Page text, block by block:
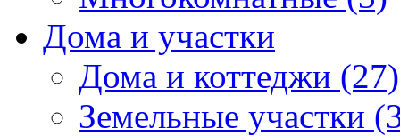
Дома и участки
Дома и коттеджи (27)
Земельные участки